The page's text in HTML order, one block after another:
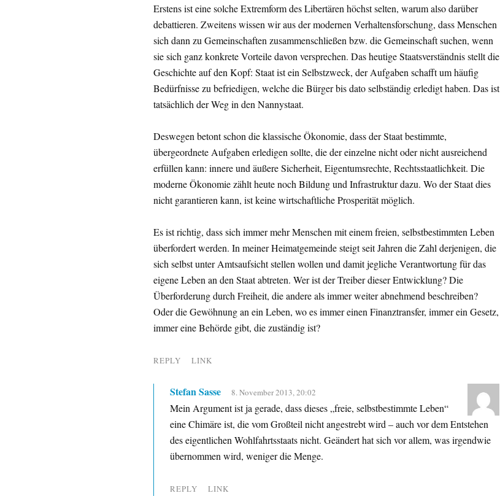
Erstens ist eine solche Extremform des Libertären höchst selten, warum also darüber
debattieren. Zweitens wissen wir aus der modernen Verhaltensforschung, dass Menschen
sich dann zu Gemeinschaften zusammenschließen bzw. die Gemeinschaft suchen, wenn
sie sich ganz konkrete Vorteile davon versprechen. Das heutige Staatsverständnis stellt die
Geschichte auf den Kopf: Staat ist ein Selbstzweck, der Aufgaben schafft um häufig
Bedürfnisse zu befriedigen, welche die Bürger bis dato selbständig erledigt haben. Das ist
tatsächlich der Weg in den Nannystaat.
Deswegen betont schon die klassische Ökonomie, dass der Staat bestimmte,
übergeordnete Aufgaben erledigen sollte, die der einzelne nicht oder nicht ausreichend
erfüllen kann: innere und äußere Sicherheit, Eigentumsrechte, Rechtsstaatlichkeit. Die
moderne Ökonomie zählt heute noch Bildung und Infrastruktur dazu. Wo der Staat dies
nicht garantieren kann, ist keine wirtschaftliche Prosperität möglich.
Es ist richtig, dass sich immer mehr Menschen mit einem freien, selbstbestimmten Leben
überfordert werden. In meiner Heimatgemeinde steigt seit Jahren die Zahl derjenigen, die
sich selbst unter Amtsaufsicht stellen wollen und damit jegliche Verantwortung für das
eigene Leben an den Staat abtreten. Wer ist der Treiber dieser Entwicklung? Die
Überforderung durch Freiheit, die andere als immer weiter abnehmend beschreiben?
Oder die Gewöhnung an ein Leben, wo es immer einen Finanztransfer, immer ein Gesetz,
immer eine Behörde gibt, die zuständig ist?
REPLY LINK
Stefan Sasse 8. November 2013, 20:02
Mein Argument ist ja gerade, dass dieses „freie, selbstbestimmte Leben“
eine Chimäre ist, die vom Großteil nicht angestrebt wird – auch vor dem Entstehen
des eigentlichen Wohlfahrtsstaats nicht. Geändert hat sich vor allem, was irgendwie
übernommen wird, weniger die Menge.
REPLY LINK